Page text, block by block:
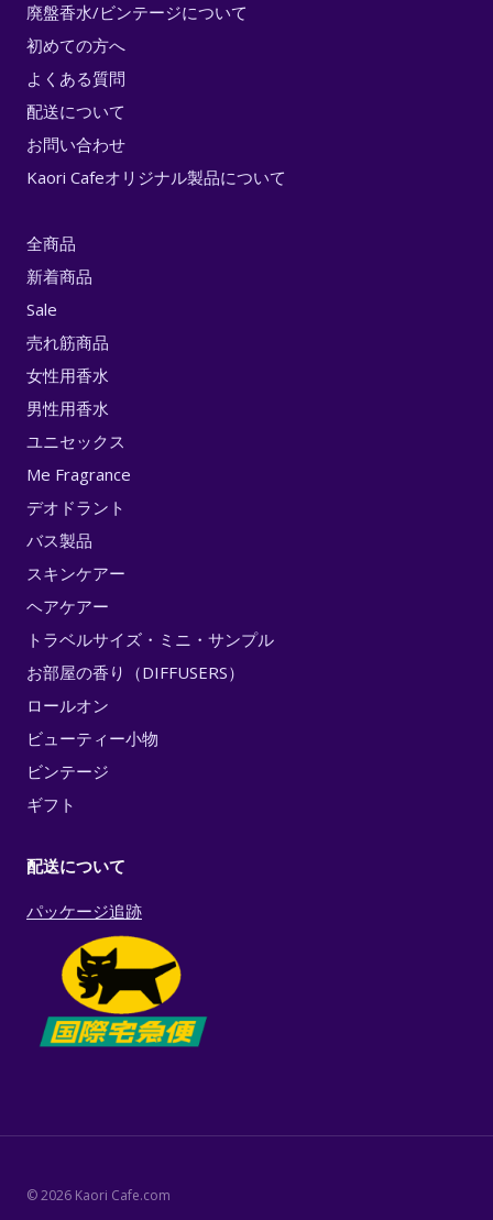
廃盤香水/ビンテージについて
初めての方へ
よくある質問
配送について
お問い合わせ
Kaori Cafeオリジナル製品について
全商品
新着商品
Sale
売れ筋商品
女性用香水
男性用香水
ユニセックス
Me Fragrance
デオドラント
バス製品
スキンケアー
ヘアケアー
トラベルサイズ・ミニ・サンプル
お部屋の香り（DIFFUSERS）
ロールオン
ビューティー小物
ビンテージ
ギフト
配送について
パッケージ追跡
© 2026 Kaori Cafe.com